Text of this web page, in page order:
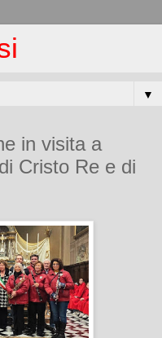
▼
in visita a
Cristo Re e di